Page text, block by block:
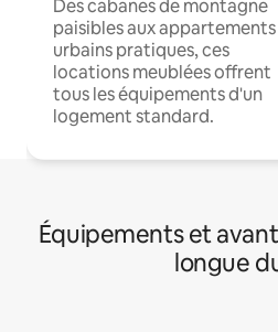
Des cabanes de montagne
paisibles aux appartements
urbains pratiques, ces
locations meublées offrent
tous les équipements d'un
logement standard.
Équipements et
longue